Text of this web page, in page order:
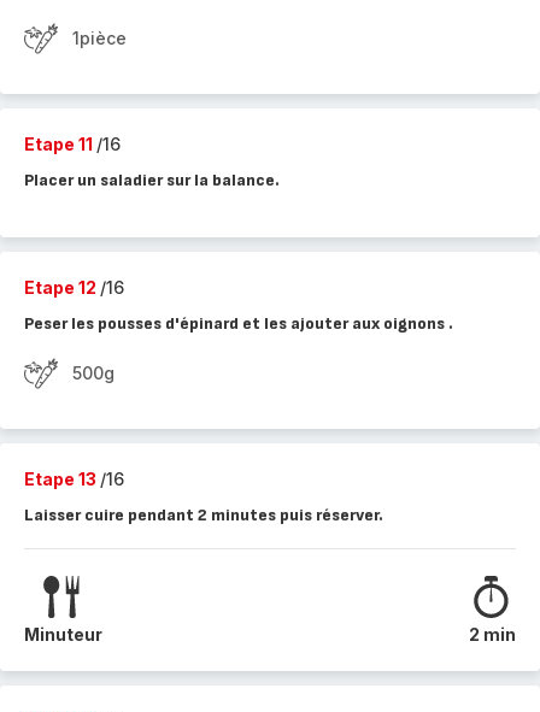
1pièce
Etape 11 /16
Placer un saladier sur la balance.
Etape 12 /16
Peser les pousses d'épinard et les ajouter aux oignons .
500g
Etape 13 /16
Laisser cuire pendant 2 minutes puis réserver.
Minuteur 2 min